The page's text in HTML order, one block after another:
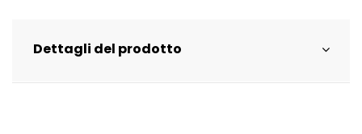
Dettagli del prodotto